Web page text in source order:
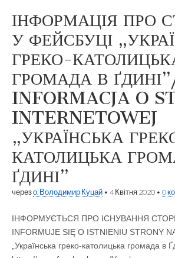
ІНФОРМАЦІЯ ПРО
У ФЕЙСБУЦІ
ГРЕКО-
ГРОМАДА В
INFORMACJA O
INTERNETOWEJ
„УКРАЇНСЬКА
КАТОЛИЦЬКА
ҐДИНІ”
черезо. Володимир Куцай • 4 Квітня 2020 • 0
ІНФОРМУЄТЬСЯ ПРО ІСНУВАННЯ
INFORMUJE SIĘ O ISTNIENIU STRONY
„Українська греко-католицька громада в